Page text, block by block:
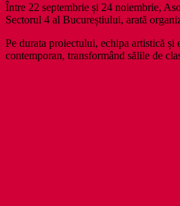
Între 22 septembrie și 24 noiembrie,
Sectorul 4 al Bucureștiului, arată
Pe durata proiectului, echipa artistică și
contemporan, transformând sălile de